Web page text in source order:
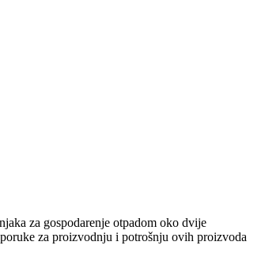
za gospodarenje otpadom oko dvije
za proizvodnju i potrošnju ovih proizvoda